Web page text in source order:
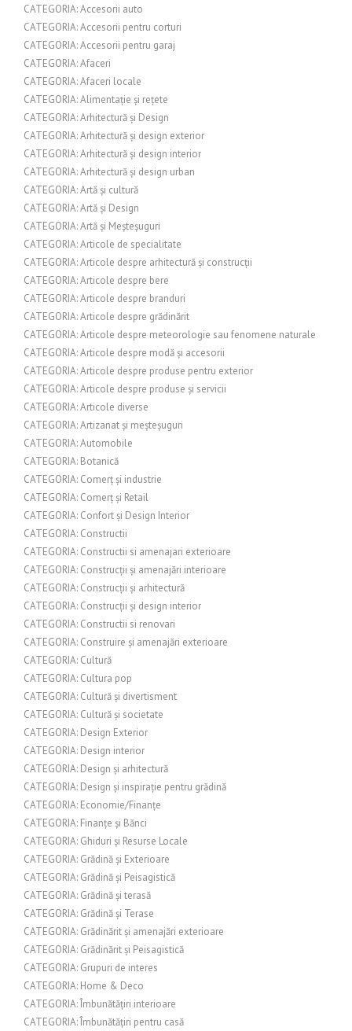
CATEGORIA: Accesorii auto
CATEGORIA: Accesorii pentru corturi
CATEGORIA: Accesorii pentru garaj
CATEGORIA: Afaceri
CATEGORIA: Afaceri locale
CATEGORIA: Alimentație și rețete
CATEGORIA: Arhitectură și Design
CATEGORIA: Arhitectură și design exterior
CATEGORIA: Arhitectură și design interior
CATEGORIA: Arhitectură și design urban
CATEGORIA: Artă și cultură
CATEGORIA: Artă și Design
CATEGORIA: Artă și Meșteșuguri
CATEGORIA: Articole de specialitate
CATEGORIA: Articole despre arhitectură și construcții
CATEGORIA: Articole despre bere
CATEGORIA: Articole despre branduri
CATEGORIA: Articole despre grădinărit
CATEGORIA: Articole despre meteorologie sau fenomene naturale
CATEGORIA: Articole despre modă și accesorii
CATEGORIA: Articole despre produse pentru exterior
CATEGORIA: Articole despre produse și servicii
CATEGORIA: Articole diverse
CATEGORIA: Artizanat și meșteșuguri
CATEGORIA: Automobile
CATEGORIA: Botanică
CATEGORIA: Comerț și industrie
CATEGORIA: Comerț și Retail
CATEGORIA: Confort și Design Interior
CATEGORIA: Constructii
CATEGORIA: Constructii si amenajari exterioare
CATEGORIA: Construcții și amenajări interioare
CATEGORIA: Construcții și arhitectură
CATEGORIA: Construcții și design interior
CATEGORIA: Constructii si renovari
CATEGORIA: Construire și amenajări exterioare
CATEGORIA: Cultură
CATEGORIA: Cultura pop
CATEGORIA: Cultură și divertisment
CATEGORIA: Cultură și societate
CATEGORIA: Design Exterior
CATEGORIA: Design interior
CATEGORIA: Design și arhitectură
CATEGORIA: Design și inspirație pentru grădină
CATEGORIA: Economie/Finanțe
CATEGORIA: Finanțe și Bănci
CATEGORIA: Ghiduri și Resurse Locale
CATEGORIA: Grădină și Exterioare
CATEGORIA: Grădină și Peisagistică
CATEGORIA: Grădină și terasă
CATEGORIA: Grădină și Terase
CATEGORIA: Grădinărit și amenajări exterioare
CATEGORIA: Grădinărit și Peisagistică
CATEGORIA: Grupuri de interes
CATEGORIA: Home & Deco
CATEGORIA: Îmbunătățiri interioare
CATEGORIA: Îmbunătățiri pentru casă